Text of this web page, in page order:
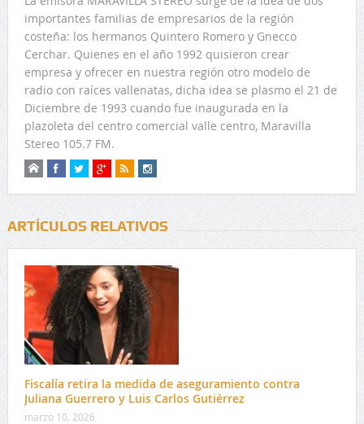
importantes familias de empresarios de la región
costeña: los hermanos Quintero Romero y Gnecco
Cerchar. Quienes en el año 1992 quisieron crear
empresa y ofrecer en nuestra región otro modelo de
radio con raíces vallenatas, dicha idea se plasmo el 21 de
Diciembre de 1993 cuando fue inaugurada en la
plazoleta del centro comercial valle centro, Maravilla
Stereo 105.7 FM.
ARTÍCULOS RELATIVOS
Fiscalía retira la medida de aseguramiento contra
Juliana Guerrero y Luis Carlos Gutiérrez
marzo 10, 2026